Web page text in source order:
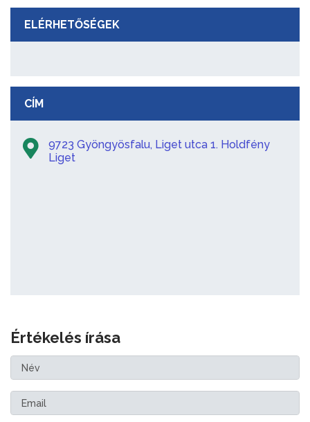
ELÉRHETŐSÉGEK
CÍM
9723 Gyöngyösfalu, Liget utca 1. Holdfény
Liget
Értékelés írása